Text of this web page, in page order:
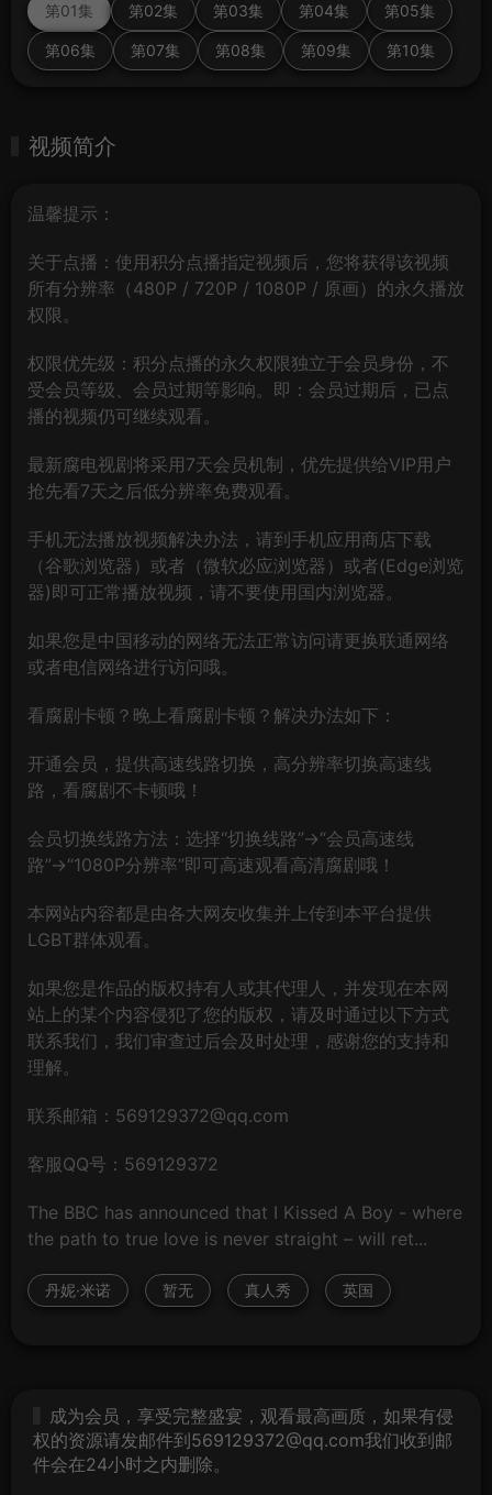
第01集 第02集 第03集 第04集 第05集
第06集 第07集 第08集 第09集 第10集
视频简介
温馨提示：
关于点播：使用积分点播指定视频后，您将获得该视频
所有分辨率（480P / 720P / 1080P / 原画）的永久播放
权限。
权限优先级：积分点播的永久权限独立于会员身份，不
受会员等级、会员过期等影响。即：会员过期后，已点
播的视频仍可继续观看。
最新腐电视剧将采用7天会员机制，优先提供给VIP用户
抢先看7天之后低分辨率免费观看。
手机无法播放视频解决办法，请到手机应用商店下载
（谷歌浏览器）或者（微软必应浏览器）或者(Edge浏览
器)即可正常播放视频，请不要使用国内浏览器。
如果您是中国移动的网络无法正常访问请更换联通网络
或者电信网络进行访问哦。
看腐剧卡顿？晚上看腐剧卡顿？解决办法如下：
开通会员，提供高速线路切换，高分辨率切换高速线
路，看腐剧不卡顿哦！
会员切换线路方法：选择“切换线路”→“会员高速线
路”→“1080P分辨率”即可高速观看高清腐剧哦！
本网站内容都是由各大网友收集并上传到本平台提供
LGBT群体观看。
如果您是作品的版权持有人或其代理人，并发现在本网
站上的某个内容侵犯了您的版权，请及时通过以下方式
联系我们，我们审查过后会及时处理，感谢您的支持和
理解。
联系邮箱：569129372@qq.com
客服QQ号：569129372
The BBC has announced that I Kissed A Boy - where
the path to true love is never straight – will ret...
丹妮·米诺 暂无 真人秀 英国
成为会员，享受完整盛宴，观看最高画质，如果有侵
权的资源请发邮件到569129372@qq.com我们收到邮
件会在24小时之内删除。